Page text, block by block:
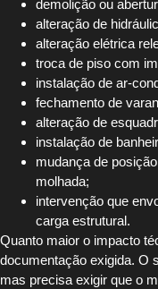
demolição ou
alteração de
alteração elétrica
troca de piso com
instalação de ar-
fechamento de
alteração de
instalação de
mudança de
molhada;
intervenção que
carga estrutural.
Quanto maior o impacto
documentação exigida. O
mas precisa exigir que o